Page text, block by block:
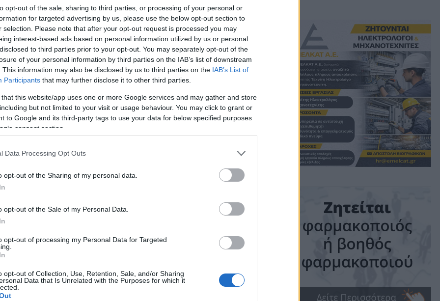
opt-out of the sale, sharing to third parties, or processing of your personal or
for targeted advertising by us, please use the below opt-out section to
selection. Please note that after your opt-out request is processed you may
interest-based ads based on personal information utilized by us or personal
to third parties prior to your opt-out. You may separately opt-out of the
of your personal information by third parties on the IAB’s list of downstream
This information may also be disclosed by us to third parties on the IAB’s List of
Participants that may further disclose it to other third parties.
that this website/app uses one or more Google services and may gather and store
but not limited to your visit or usage behaviour. You may click to grant or
to Google and its third-party tags to use your data for below specified purposes
consent section.
Data Processing Opt Outs
opt-out of the Sharing of my personal data.
opt-out of the Sale of my Personal Data.
opt-out of processing my Personal Data for Targeted
opt-out of Collection, Use, Retention, Sale, and/or Sharing
Data that Is Unrelated with the Purposes for which it
του Σέρρα
Παναγιώτη
,Καφέ Ρωμανία,Στήλες Reading Time: 2 mins read
πως στις μέρες μας, στην εποχή του διαδικτύου και της
γνώσεων πολλά κεφάλαια της ιστορίας και της
αδιευκρίνιστα… Ένα από αυτά, που εξακολουθεί να
είναι η ονοματοθεσία του Πυρρίχιου χορού Σέρρα